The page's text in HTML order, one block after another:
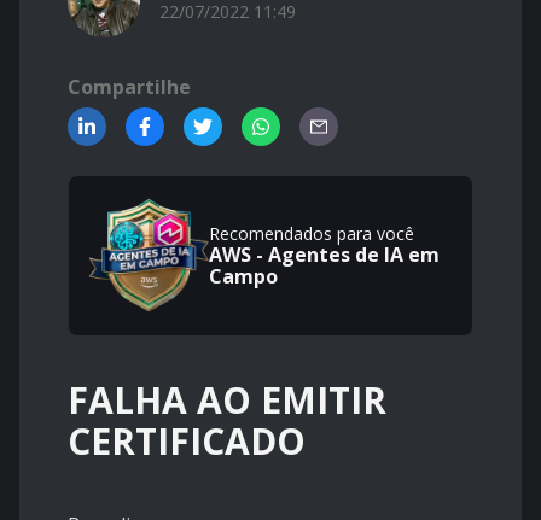
22/07/2022 11:49
Compartilhe
Recomendados para você
AWS - Agentes de IA em
Campo
FALHA AO EMITIR
CERTIFICADO